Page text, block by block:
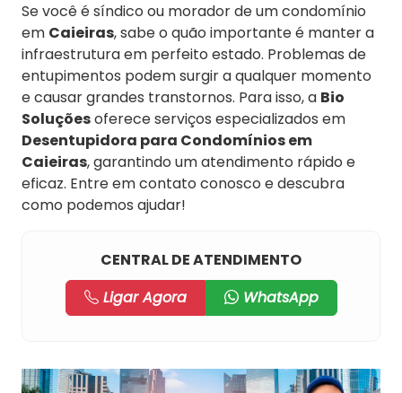
Se você é síndico ou morador de um condomínio
em Caieiras, sabe o quão importante é manter a
infraestrutura em perfeito estado. Problemas de
entupimentos podem surgir a qualquer momento
e causar grandes transtornos. Para isso, a Bio
Soluçõesoferece serviços especializados em
Desentupidora para Condomínios em
Caieiras, garantindo um atendimento rápido e
eficaz. Entre em contato conosco e descubra
como podemos ajudar!
CENTRAL DE ATENDIMENTO
Ligar Agora
WhatsApp